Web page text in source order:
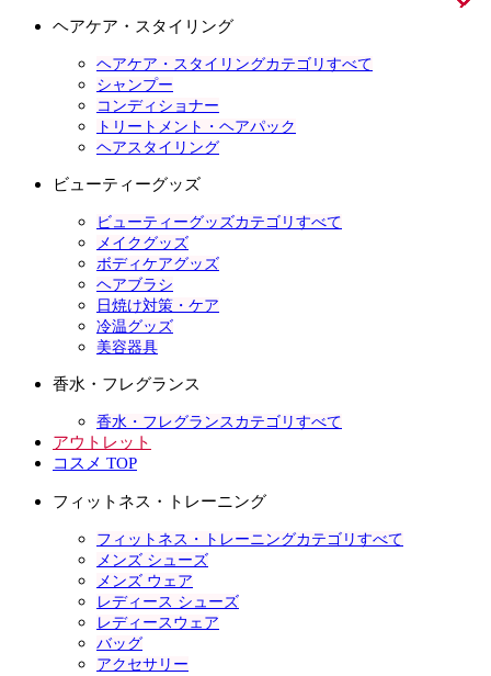
ヘアケア・スタイリング
ヘアケア・スタイリングカテゴリすべて
シャンプー
コンディショナー
トリートメント・ヘアパック
ヘアスタイリング
ビューティーグッズ
ビューティーグッズカテゴリすべて
メイクグッズ
ボディケアグッズ
ヘアブラシ
日焼け対策・ケア
冷温グッズ
美容器具
香水・フレグランス
香水・フレグランスカテゴリすべて
アウトレット
コスメ TOP
フィットネス・トレーニング
フィットネス・トレーニングカテゴリすべて
メンズ シューズ
メンズ ウェア
レディース シューズ
レディースウェア
バッグ
アクセサリー